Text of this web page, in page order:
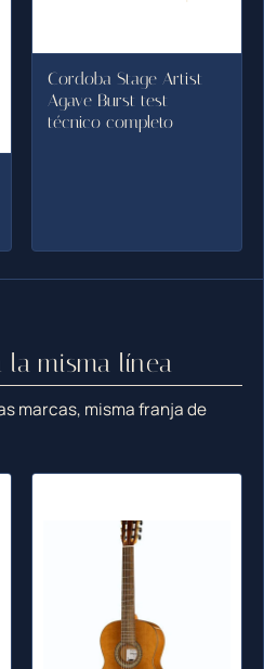
Cordoba Stage Artist
Agave Burst test
técnico completo
la misma línea
marcas, misma franja de